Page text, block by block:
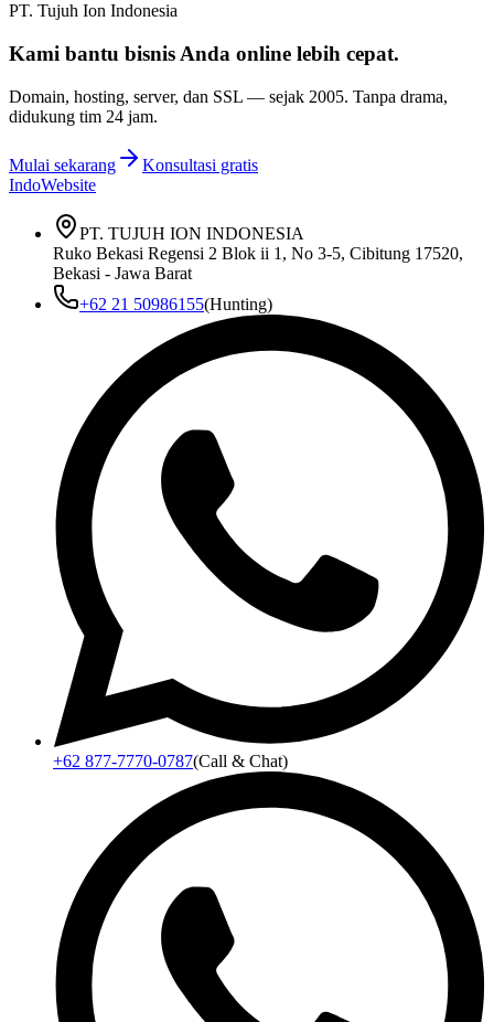
PT. Tujuh Ion Indonesia
Kami bantu bisnis Anda online lebih cepat.
Domain, hosting, server, dan SSL — sejak 2005. Tanpa drama,
didukung tim 24 jam.
Mulai sekarang
Konsultasi gratis
IndoWebsite
PT. TUJUH ION INDONESIA
Ruko Bekasi Regensi 2 Blok ii 1, No 3-5, Cibitung 17520,
Bekasi - Jawa Barat
+62 21 50986155(Hunting)
+62 877-7770-0787(Call & Chat)